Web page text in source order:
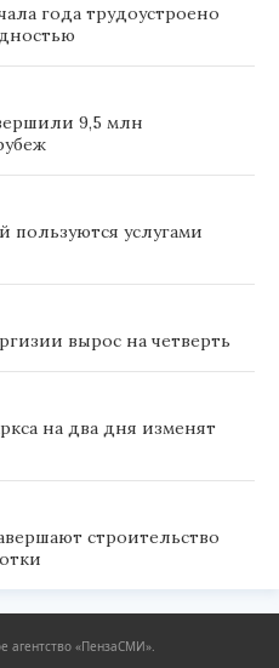
года трудоустроено
9,5 млн
пользуются услугами
вырос на четверть
на два дня изменят
строительство
агентство «ПензаСМИ».